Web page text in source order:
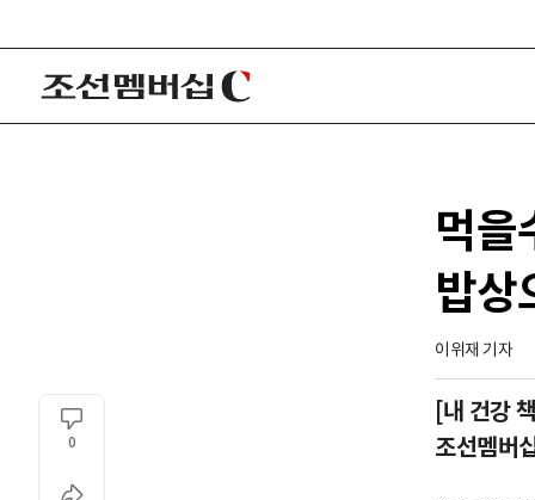
먹
밥상
이위재 기자
0
[내 건강
조선멤버